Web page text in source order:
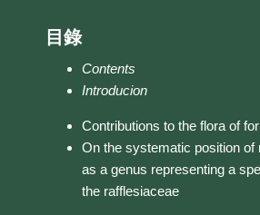
目錄
Contents
Introducion
Contributions to the flora of
On the systematic position of
as a genus representing a
the rafflesiaceae